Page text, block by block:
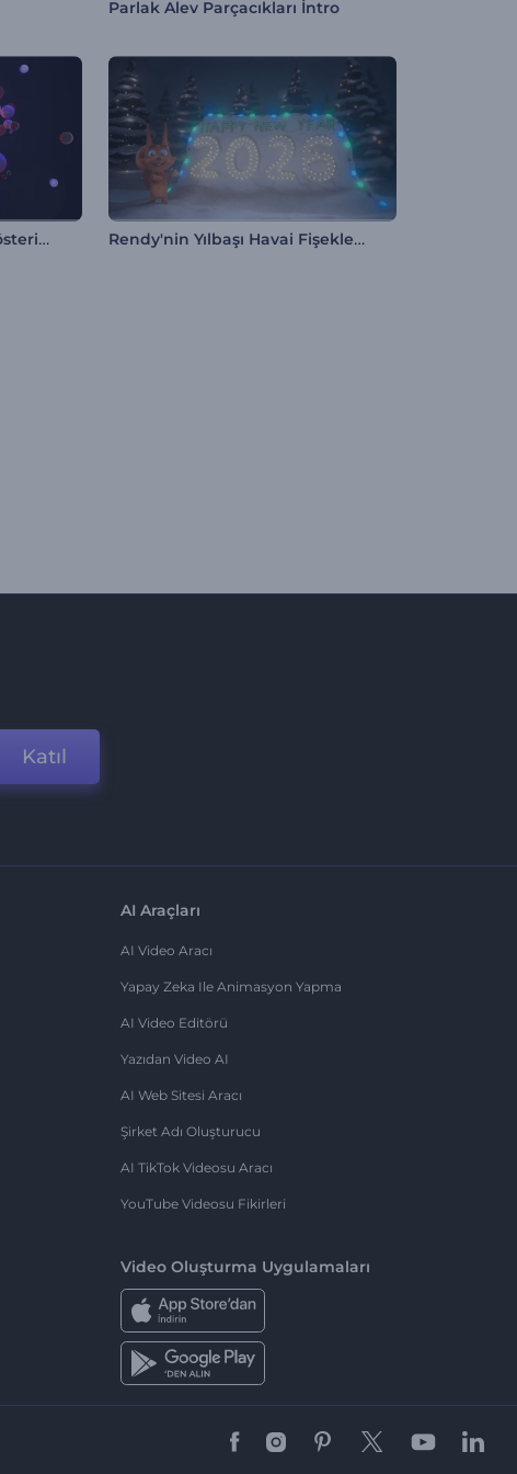
Parlak Alev Parçacıkları İntro
Işıldayan Formlar Logo Gösterimi Rendy'nin Yılbaşı Havai Fişekleri İntro
Katıl
AI Araçları
AI Video Aracı
Yapay Zeka Ile Animasyon Yapma
AI Video Editörü
Yazıdan Video AI
AI Web Sitesi Aracı
Şirket Adı Oluşturucu
AI TikTok Videosu Aracı
YouTube Videosu Fikirleri
Video Oluşturma Uygulamaları